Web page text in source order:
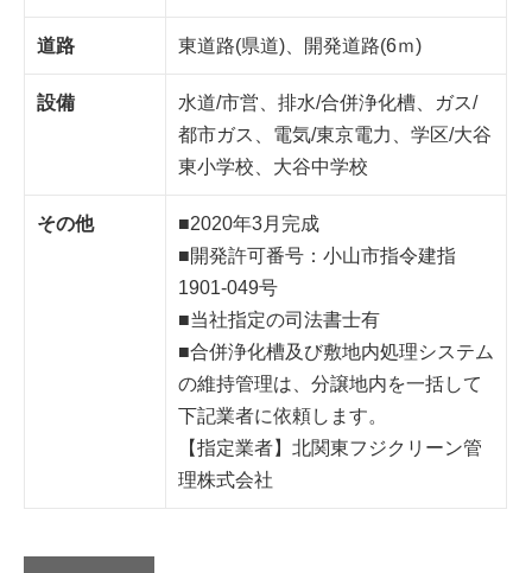
道路 東道路(県道)、開発道路(6ｍ)
設備
水道/市営、排水/合併浄化槽、ガス/
都市ガス、電気/東京電力、学区/大谷
東小学校、大谷中学校
その他
■2020年3月完成
■開発許可番号：小山市指令建指
1901-049号
■当社指定の司法書士有
■合併浄化槽及び敷地内処理システム
の維持管理は、分譲地内を一括して
下記業者に依頼します。
【指定業者】北関東フジクリーン管
理株式会社